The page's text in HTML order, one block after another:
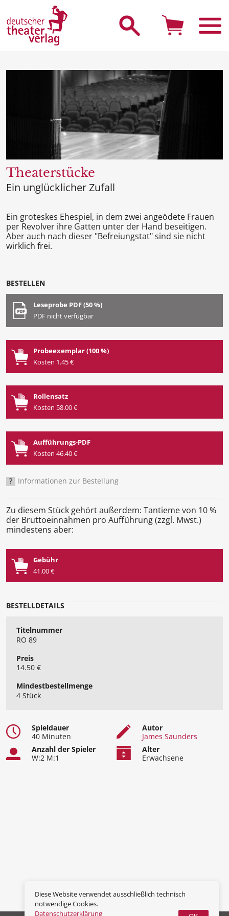
Theaterstücke
Ein unglücklicher Zufall
Ein groteskes Ehespiel, in dem zwei angeödete Frauen
per Revolver ihre Gatten unter der Hand beseitigen.
Aber auch nach dieser "Befreiungstat" sind sie nicht
wirklich frei.
BESTELLEN
Leseprobe PDF (50 %)
PDF nicht verfügbar
Probeexemplar (100 %)
Kosten 1.45 €
Rollensatz
Kosten 58.00 €
Aufführungs-PDF
Kosten 46.40 €
? Informationen zur Bestellung
Zu diesem Stück gehört außerdem: Tantieme von 10 %
der Bruttoeinnahmen pro Aufführung (zzgl. Mwst.)
mindestens aber:
Gebühr
41.00 €
BESTELLDETAILS
Titelnummer
RO 89
Preis
14.50 €
Mindest​bestellmenge
4 Stück
Spieldauer
40 Minuten
Autor
James Saunders
Anzahl der Spieler
W:2 M:1
Alter
Erwachsene
Diese Website verwendet ausschließlich technisch
notwendige Cookies.
Datenschutzerklärung